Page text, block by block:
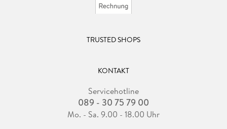
TRUSTED SHOPS
KONTAKT
Servicehotline
089 - 30 75 79 00
Mo. - Sa. 9.00 - 18.00 Uhr